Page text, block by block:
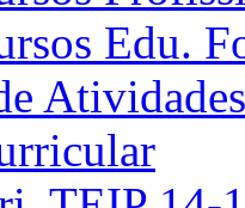
Edu.
Atividades